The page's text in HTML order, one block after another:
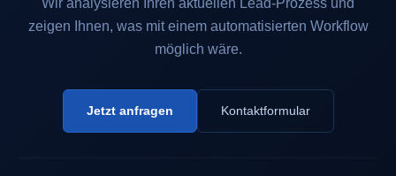
Wir analysieren Ihren aktuellen Lead-Prozess und
zeigen Ihnen, was mit einem automatisierten Workflow
möglich wäre.
Jetzt anfragen Kontaktformular